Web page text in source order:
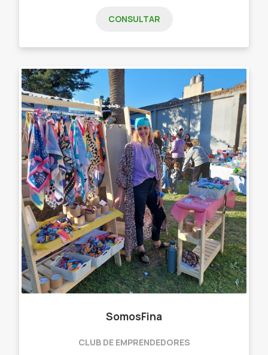
CONSULTAR
SomosFina
CLUB DE EMPRENDEDORES